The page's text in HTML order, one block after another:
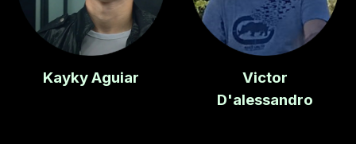
Kayky Aguiar
Victor
D'alessandro